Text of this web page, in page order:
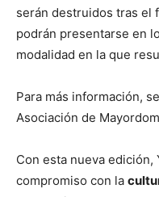
serán destruidos tras el
podrán presentarse en
modalidad en la que
Para más información,
Asociación de
Con esta nueva edición,
compromiso con la